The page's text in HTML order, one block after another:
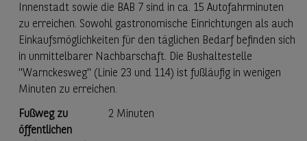
Innenstadt sowie die BAB 7 sind in ca. 15 Autofahrminuten
zu erreichen. Sowohl gastronomische Einrichtungen als auch
Einkaufsmöglichkeiten für den täglichen Bedarf befinden sich
in unmittelbarer Nachbarschaft. Die Bushaltestelle
"Warnckesweg" (Linie 23 und 114) ist fußläufig in wenigen
Minuten zu erreichen.
Fußweg zu
öffentlichen
2 Minuten